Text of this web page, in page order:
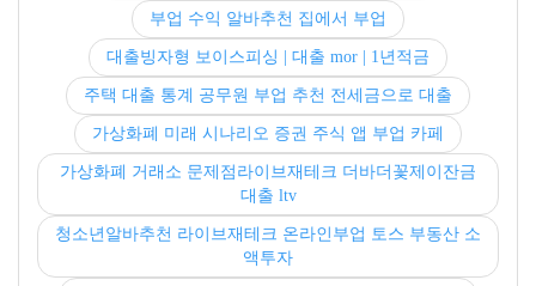
부업 수익 알바추천 집에서 부업
대출빙자형 보이스피싱 | 대출 mor | 1년적금
주택 대출 통계 공무원 부업 추천 전세금으로 대출
가상화폐 미래 시나리오 증권 주식 앱 부업 카페
가상화폐 거래소 문제점라이브재테크 더바더꽃제이잔금
대출 ltv
청소년알바추천 라이브재테크 온라인부업 토스 부동산 소
액투자